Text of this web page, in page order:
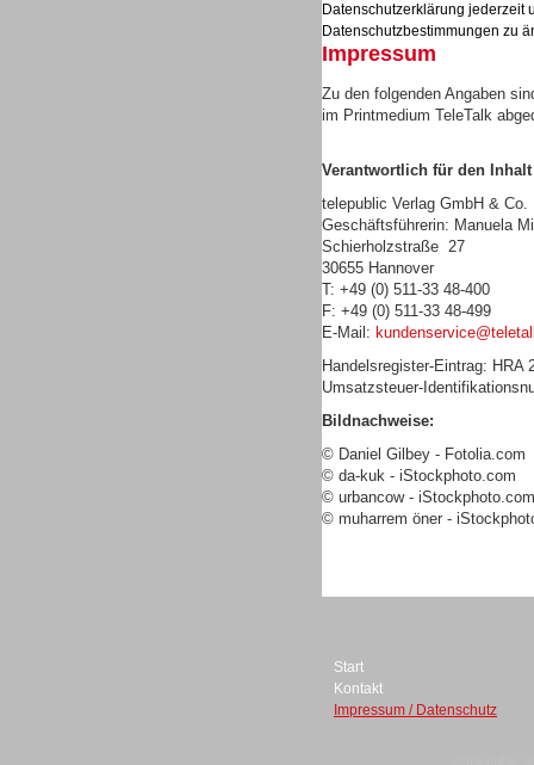
Datenschutzerklärung jederzeit
Datenschutzbestimmungen zu
Impressum
Zu den folgenden Angaben
im Printmedium TeleTalk
Verantwortlich für den
telepublic Verlag GmbH & Co.
Geschäftsführerin: Manuela
Schierholzstraße 27
30655 Hannover
T: +49 (0) 511-33 48-400
F: +49 (0) 511-33 48-499
E-Mail:
Handelsregister-Eintrag: HRA
Umsatzsteuer-
Bildnachweise:
© Daniel Gilbey - Fotolia.com
© da-kuk - iStockphoto.com
© urbancow - iStockphoto.com
© muharrem öner -
Start
Kontakt
Impressum / Datenschutz